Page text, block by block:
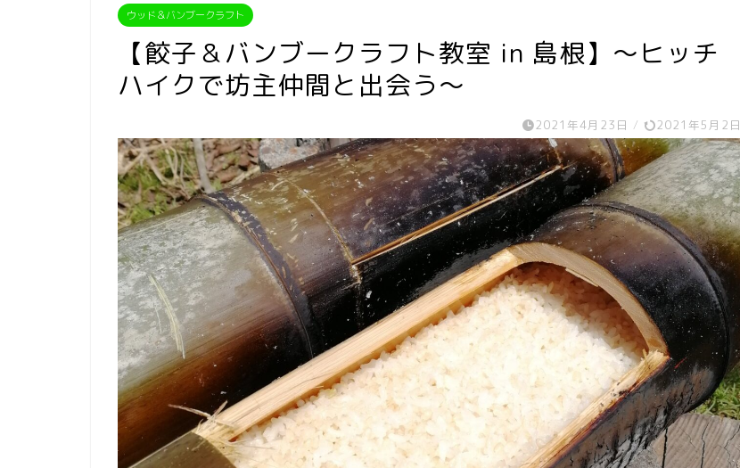
ウッド＆バンブークラフト
【餃子＆バンブークラフト教室 in 島根】～ヒッチ
ハイクで坊主仲間と出会う～
2021年4月23日 / 2021年5月2日